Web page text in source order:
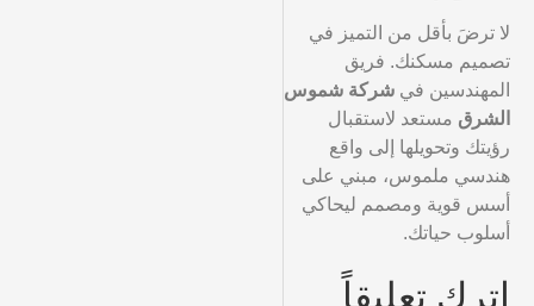
لا ترضَ بأقل من التميز في
تصميم مسكنك. فريق
المهندسين في شركة شموس
الشرق مستعد لاستقبال
رؤيتك وتحويلها إلى واقع
هندسي ملموس، مبني على
أسس قوية ومصمم ليحاكي
أسلوب حياتك.
اترك تعليقاً